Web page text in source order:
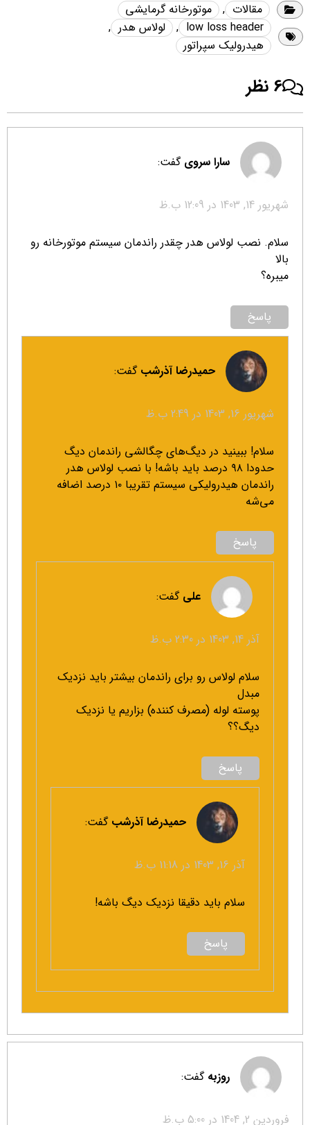
مقالات ,
موتورخانه گرمایشی
low loss header
, لولاس هدر ,
هیدرولیک سپراتور
6 نظر
سارا سروی گفت:
شهریور 14, 1403 در 12:09 ب.ظ
سلام. نصب لولاس هدر چقدر راندمان سیستم موتورخانه رو
بالا
میبره؟
پاسخ
حمیدرضا آذرشب گفت:
شهریور 16, 1403 در 2:49 ب.ظ
سلام! ببینید در دیگ‌های چگالشی راندمان دیگ
حدودا ۹۸ درصد باید باشه! با نصب لولاس هدر
راندمان هیدرولیکی سیستم تقریبا ۱۰ درصد اضافه
می‌شه
پاسخ
علی گفت:
آذر 14, 1403 در 2:30 ب.ظ
سلام لولاس رو برای راندمان بیشتر باید نزدیک‌
مبدل
پوسته لوله (مصرف کننده) بزاریم یا نزدیک‌
دیگ؟؟
پاسخ
حمیدرضا آذرشب گفت:
آذر 16, 1403 در 11:18 ب.ظ
سلام باید دقیقا نزدیک دیگ باشه!
پاسخ
روزبه گفت:
فروردین 2, 1404 در 5:00 ب.ظ